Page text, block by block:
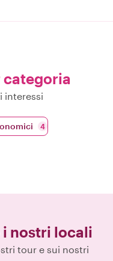
categoria
interessi
4
i nostri locali
tour e sui nostri